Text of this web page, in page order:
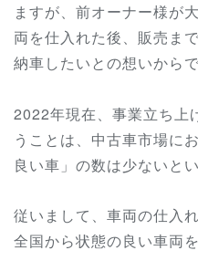
ますが、前オーナー様が
両を仕入れた後、販売ま
納車したいとの想いから
2022年現在、事業立ち上
うことは、中古車市場に
良い車」の数は少ないと
従いまして、車両の仕入
全国から状態の良い車両